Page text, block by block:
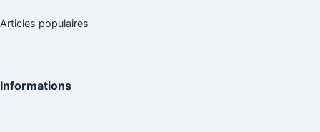
Articles populaires
Informations